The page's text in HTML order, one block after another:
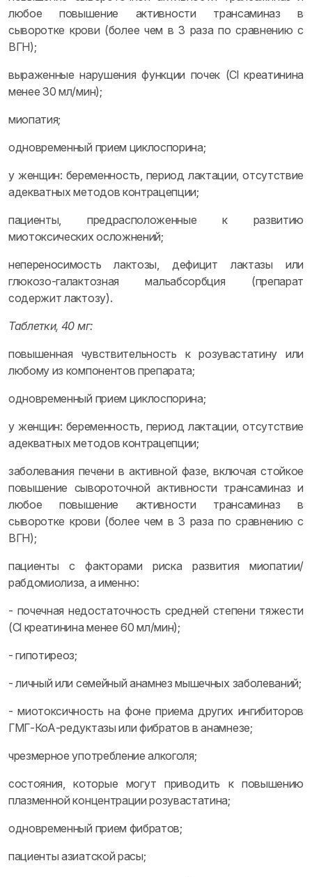
любое повышение активности трансаминаз в
сыворотке крови (более чем в 3 раза по сравнению с
ВГН);
выраженные нарушения функции почек (Cl креатинина
менее 30 мл/мин);
миопатия;
одновременный прием циклоспорина;
у женщин: беременность, период лактации, отсутствие
адекватных методов контрацепции;
пациенты, предрасположенные к развитию
миотоксических осложнений;
непереносимость лактозы, дефицит лактазы или
глюкозо-галактозная мальабсорбция (препарат
содержит лактозу).
Таблетки, 40 мг:
повышенная чувствительность к розувастатину или
любому из компонентов препарата;
одновременный прием циклоспорина;
у женщин: беременность, период лактации, отсутствие
адекватных методов контрацепции;
заболевания печени в активной фазе, включая стойкое
повышение сывороточной активности трансаминаз и
любое повышение активности трансаминаз в
сыворотке крови (более чем в 3 раза по сравнению с
ВГН);
пациенты с факторами риска развития миопатии/
рабдомиолиза, а именно:
- почечная недостаточность средней степени тяжести
(Cl креатинина менее 60 мл/мин);
- гипотиреоз;
- личный или семейный анамнез мышечных заболеваний;
- миотоксичность на фоне приема других ингибиторов
ГМГ-КоА-редуктазы или фибратов в анамнезе;
чрезмерное употребление алкоголя;
состояния, которые могут приводить к повышению
плазменной концентрации розувастатина;
одновременный прием фибратов;
пациенты азиатской расы;